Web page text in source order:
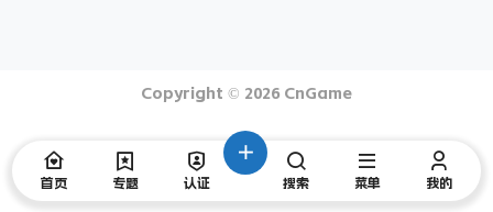
Copyright © 2026 CnGame
首页 专题 认证 搜索 菜单 我的